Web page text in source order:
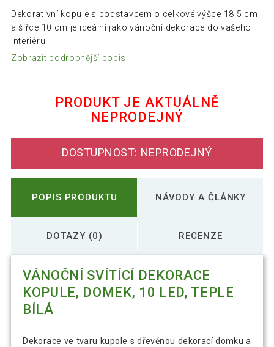
Dekorativní kopule s podstavcem o celkové výšce 18,5 cm
a šířce 10 cm je ideální jako vánoční dekorace do vašeho
interiéru.
Zobrazit podrobnější popis
PRODUKT JE AKTUÁLNĚ
NEPRODEJNÝ
DOSTUPNOST: NEPRODEJNÝ
POPIS PRODUKTU NÁVODY A ČLÁNKY
DOTAZY (0) RECENZE
VÁNOČNÍ SVÍTÍCÍ DEKORACE
KOPULE, DOMEK, 10 LED, TEPLE
BÍLÁ
Dekorace ve tvaru kupole s dřevěnou dekorací domku a